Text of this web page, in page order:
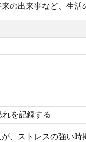
の出来事など、生
を記録する
、ストレスの強い